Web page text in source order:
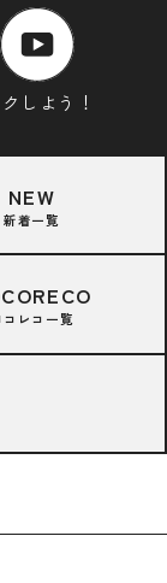
しよう！
NEW
新着一覧
コレコ一覧